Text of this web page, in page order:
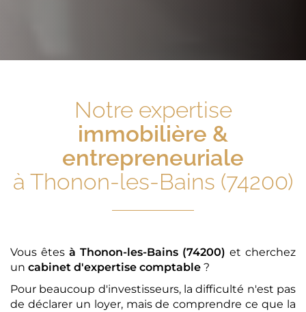
Notre expertise
immobilière &
entrepreneuriale
à Thonon-les-Bains (74200)
Vous êtes à Thonon-les-Bains (74200) et cherchez
un cabinet d'expertise comptable ?
Pour beaucoup d'investisseurs, la difficulté n'est pas
de déclarer un loyer, mais de comprendre ce que la